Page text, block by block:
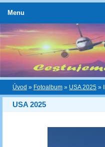
Úvod » Fotoalbum » USA 2025 »
USA 2025
Menu